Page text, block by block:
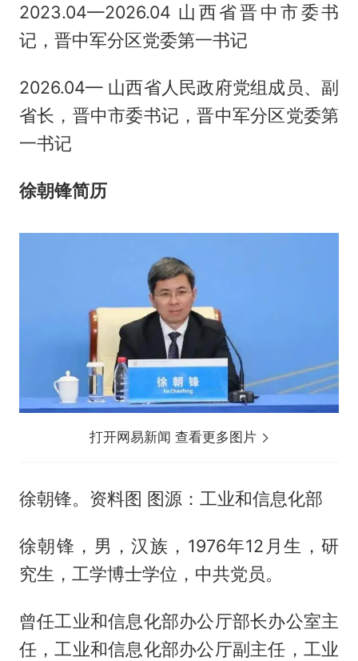
2023.04—2026.04 山西省晋中市委书
记，晋中军分区党委第一书记
2026.04— 山西省人民政府党组成员、副
省长，晋中市委书记，晋中军分区党委第
一书记
徐朝锋简历
打开网易新闻 查看更多图片
徐朝锋。资料图 图源：工业和信息化部
徐朝锋，男，汉族，1976年12月生，研
究生，工学博士学位，中共党员。
曾任工业和信息化部办公厅部长办公室主
任，工业和信息化部办公厅副主任，工业